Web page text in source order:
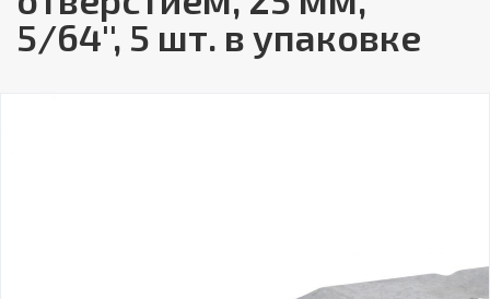
5/64'', 5 шт. в упаковке